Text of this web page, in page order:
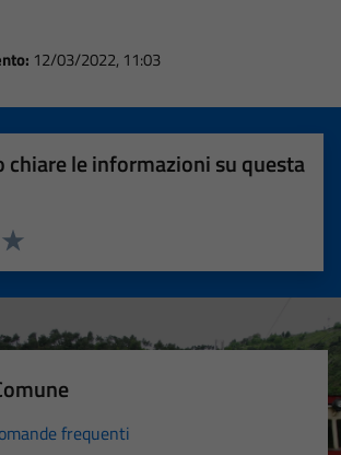
12/03/2022, 11:03
chiare le informazioni su questa
Valuta 5 stelle su 5
4 stelle su 5
stelle su 5
su 5
5
frequenti